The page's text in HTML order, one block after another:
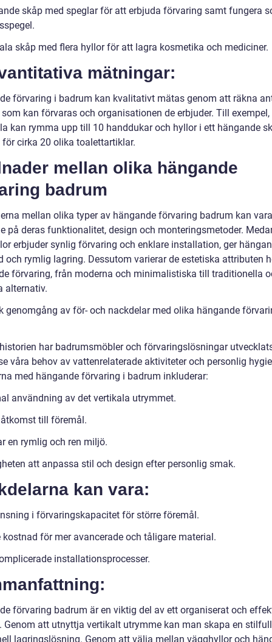
skåp med speglar för att erbjuda förvaring samt fungera
skåp med flera hyllor för att lagra kosmetika och mediciner.
mätningar:
förvaring i badrum kan kvalitativt mätas genom att räkna
kan förvaras och organisationen de erbjuder. Till exempel,
kan rymma upp till 10 handdukar och hyllor i ett hängande
för cirka 20 olika toalettartiklar.
mellan olika hängande
badrum
mellan olika typer av hängande förvaring badrum kan
på deras funktionalitet, design och monteringsmetoder.
erbjuder synlig förvaring och enklare installation, ger
och rymlig lagring. Dessutom varierar de estetiska attributen
förvaring, från moderna och minimalistiska till traditionella
alternativ.
genomgång av för- och nackdelar med olika hängande
har badrumsmöbler och förvaringslösningar
våra behov av vattenrelaterade aktiviteter och personlig
med hängande förvaring i badrum inkluderar:
användning av det vertikala utrymmet.
till föremål.
en rymlig och ren miljö.
att anpassa stil och design efter personlig smak.
kan vara:
i förvaringskapacitet för större föremål.
kostnad för mer avancerade och tåligare material.
installationsprocesser.
förvaring badrum är en viktig del av ett organiserat och
Genom att utnyttja vertikalt utrymme kan man skapa en
lagringslösning. Genom att välja mellan vägghyllor och